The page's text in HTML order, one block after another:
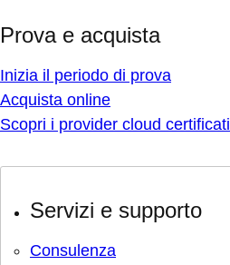
Prova e acquista
Inizia il periodo di prova
Acquista online
Scopri i provider cloud certificati
Servizi e supporto
Consulenza